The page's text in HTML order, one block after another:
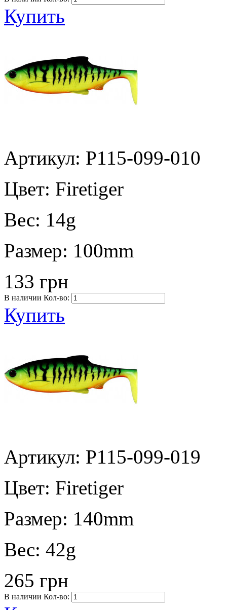
Купить
Артикул: P115-099-010
Цвет: Firetiger
Вес: 14g
Размер: 100mm
133 грн
В наличии Кол-во:
Купить
Артикул: P115-099-019
Цвет: Firetiger
Размер: 140mm
Вес: 42g
265 грн
В наличии Кол-во: